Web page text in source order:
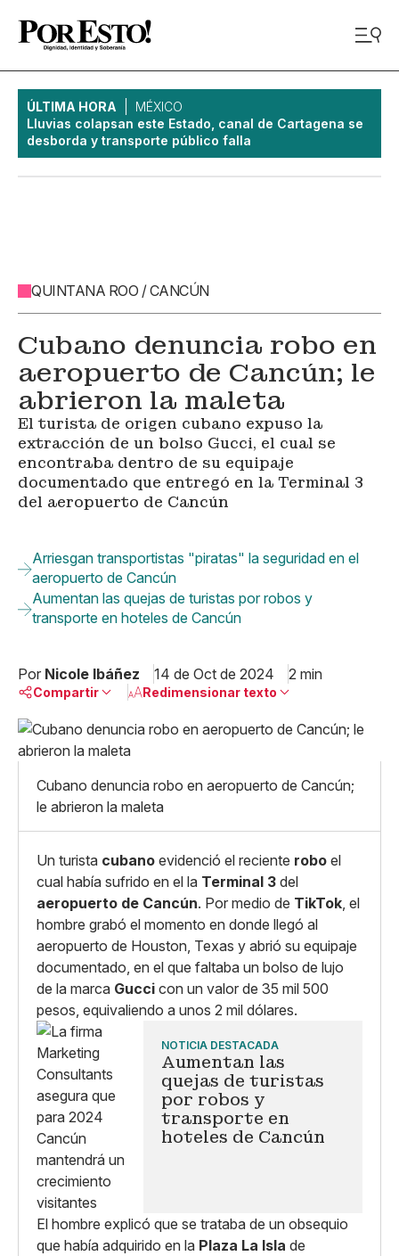
ÚLTIMA HORA
MÉXICO
Lluvias colapsan este Estado, canal de Cartagena se
desborda y transporte público falla
QUINTANA ROO / CANCÚN
Cubano denuncia robo en
aeropuerto de Cancún; le
abrieron la maleta
El turista de origen cubano expuso la
extracción de un bolso Gucci, el cual se
encontraba dentro de su equipaje
documentado que entregó en la Terminal 3
del aeropuerto de Cancún
Arriesgan transportistas "piratas" la seguridad en el
aeropuerto de Cancún
Aumentan las quejas de turistas por robos y
transporte en hoteles de Cancún
Por Nicole Ibáñez 14 de Oct de 2024 2 min
Compartir
Linkedin
X
Whatsapp
Copiar enlace
Redimensionar texto
Grande
Cubano denuncia robo en aeropuerto de Cancún;
le abrieron la maleta
Un turista cubano evidenció el reciente robo el
cual había sufrido en el la Terminal 3 del
aeropuerto de Cancún. Por medio de TikTok, el
hombre grabó el momento en donde llegó al
aeropuerto de Houston, Texas y abrió su equipaje
documentado, en el que faltaba un bolso de lujo
de la marca Gucci con un valor de 35 mil 500
pesos, equivaliendo a unos 2 mil dólares.
NOTICIA DESTACADA
Aumentan las
quejas de turistas
por robos y
transporte en
hoteles de Cancún
El hombre explicó que se trataba de un obsequio
que había adquirido en la Plaza La Isla de